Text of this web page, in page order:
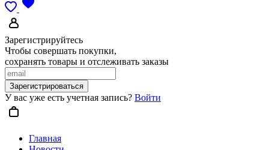
Зарегистрируйтесь
Чтобы совершать покупки,
сохранять товары и отслеживать заказы
Зарегистрироваться
У вас уже есть учетная запись? Войти
Главная